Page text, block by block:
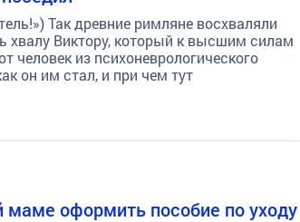
Так древние римляне восхваляли
хвалу Виктору, который к высшим силам
человек из психоневрологического
он им стал, и при чем тут
маме оформить пособие по уходу